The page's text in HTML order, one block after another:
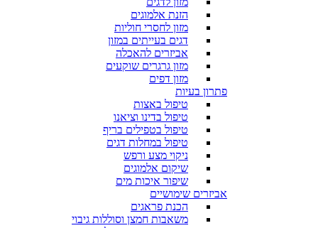
הזנת אלמוגים
מזון לחסרי חוליות
דגים בעייתים במזון
אביזרים להאכלה
מזון גרגרים שוקעים
מזון דפים
פתרון בעיות
טיפול באצות
טיפול בדינו וציאנו
טיפול בטפילים בריף
טיפול במחלות דגים
ניקוי מצע ורפש
שיקום אלמוגים
שיפור איכות מים
אביזרים שימושיים
הכנת פראגים
משאבות חמצן וסוללות גיבוי